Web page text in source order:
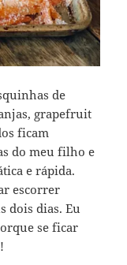
de
grapefruit
ficam
do meu filho e
e rápida.
escorrer
dois dias. Eu
se ficar